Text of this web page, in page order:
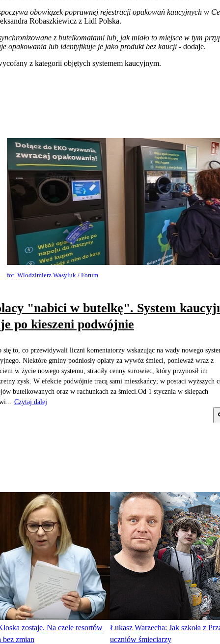
obowiązek poprawnej rejestracji opakowań kaucyjnych w
Robaszkiewicz z Lidl Polska.
z butelkomatami lub, jak miało to miejsce w tym
opakowania lub identyfikuje je jako produkt bez kaucji - dodaje.
z kategorii objętych systemem kaucyjnym.
fot. Wlodzimierz Wasyluk / Forum
"nabici w butelkę". System
po kieszeni podwójnie
się to, co przewidywali liczni komentatorzy wskazując na wady nowego
Niektóre gminy podniosły opłaty za wywóz śmieci, ponieważ wraz z
w życie nowego systemu, straciły cenny surowiec, który przynosił im
zysk. W efekcie podwójnie tracą sami mieszkańcy; w postaci wyższych
butelkowanych oraz w rachunkach za śmieci.Od 1 stycznia w sklepach
Czytaj dalej
zostaje. Na czele resortów
zmian
Łukasz Warzecha: Jak szkoła z
uczniów śmieciarzy